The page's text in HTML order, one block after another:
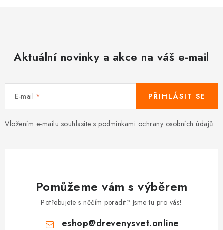
Aktuální novinky a akce na váš e-mail
E-mail
Vložením e-mailu souhlasíte s podmínkami ochrany osobních údajů
PŘIHLÁSIT SE
Pomůžeme vám s výběrem
Potřebujete s něčím poradit? Jsme tu pro vás!
eshop@drevenysvet.online